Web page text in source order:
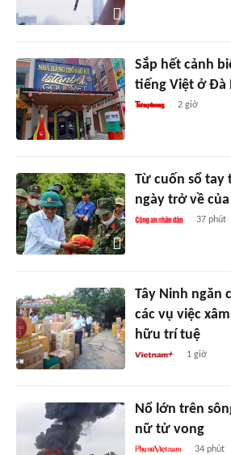
Sắp hết cảnh
tiếng Việt ở Đà
2 giờ
Từ cuốn sổ tay
ngày trở về
37 phút
Tây Ninh ngăn
các vụ việc
hữu trí tuệ
1 giờ
Nổ lớn trên
nữ tử vong
34 phút